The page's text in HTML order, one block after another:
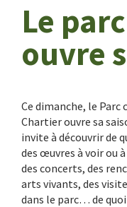
Le
ouvre
Ce dimanche, le
Chartier ouvre sa
invite à découvrir de
des œuvres à voir ou
des concerts, des
arts vivants, des
dans le parc… de